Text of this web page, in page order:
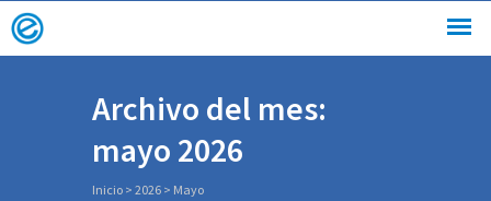
Archivo del mes:
mayo 2026
Inicio > 2026 > Mayo